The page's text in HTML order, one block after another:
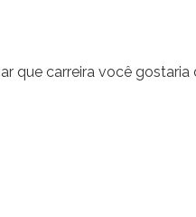
carreira você gostaria